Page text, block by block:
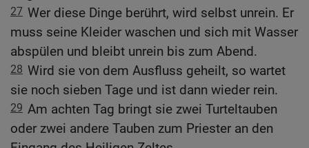
27 Wer diese Dinge berührt, wird selbst unrein. Er
muss seine Kleider waschen und sich mit Wasser
abspülen und bleibt unrein bis zum Abend.
28 Wird sie von dem Ausfluss geheilt, so wartet
sie noch sieben Tage und ist dann wieder rein.
29 Am achten Tag bringt sie zwei Turteltauben
oder zwei andere Tauben zum Priester an den